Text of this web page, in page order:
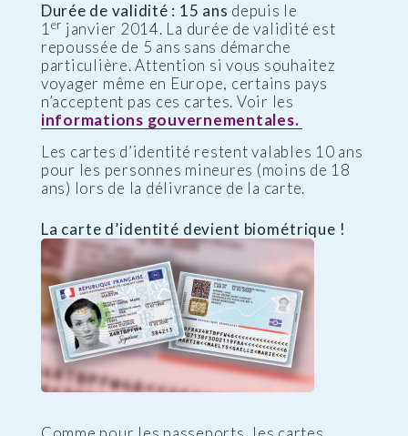
Durée de validité : 15 ans depuis le
1 er janvier 2014. La durée de validité est
repoussée de 5 ans sans démarche
particulière. Attention si vous souhaitez
voyager même en Europe, certains pays
n’acceptent pas ces cartes. Voir les
informations gouvernementales.
Les cartes d’identité restent valables 10 ans
pour les personnes mineures (moins de 18
ans) lors de la délivrance de la carte.
La carte d’identité devient biométrique !